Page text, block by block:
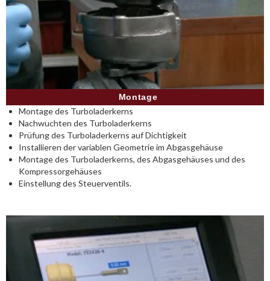
Montage
Montage des Turboladerkerns
Nachwuchten des Turboladerkerns
Prüfung des Turboladerkerns auf Dichtigkeit
Installieren der variablen Geometrie im Abgasgehäuse
Montage des Turboladerkerns, des Abgasgehäuses und des
Kompressorgehäuses
Einstellung des Steuerventils.